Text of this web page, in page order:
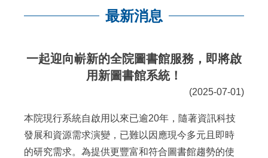
最新消息
一起迎向嶄新的全院圖書館服務，即將啟
用新圖書館系統！
(2025-07-01)
本院現行系統自啟用以來已逾20年，隨著資訊科技
發展和資源需求演變，已難以因應現今多元且即時
的研究需求。為提供更豐富和符合圖書館趨勢的使